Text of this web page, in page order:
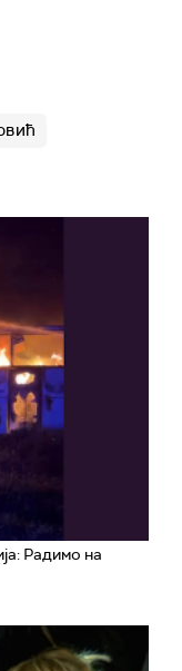
Радимо на